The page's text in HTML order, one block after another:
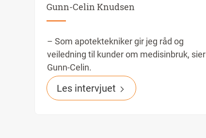
Gunn-Celin Knudsen
– Som apotektekniker gir jeg råd og
veiledning til kunder om medisinbruk, sier
Gunn-Celin.
Les intervjuet